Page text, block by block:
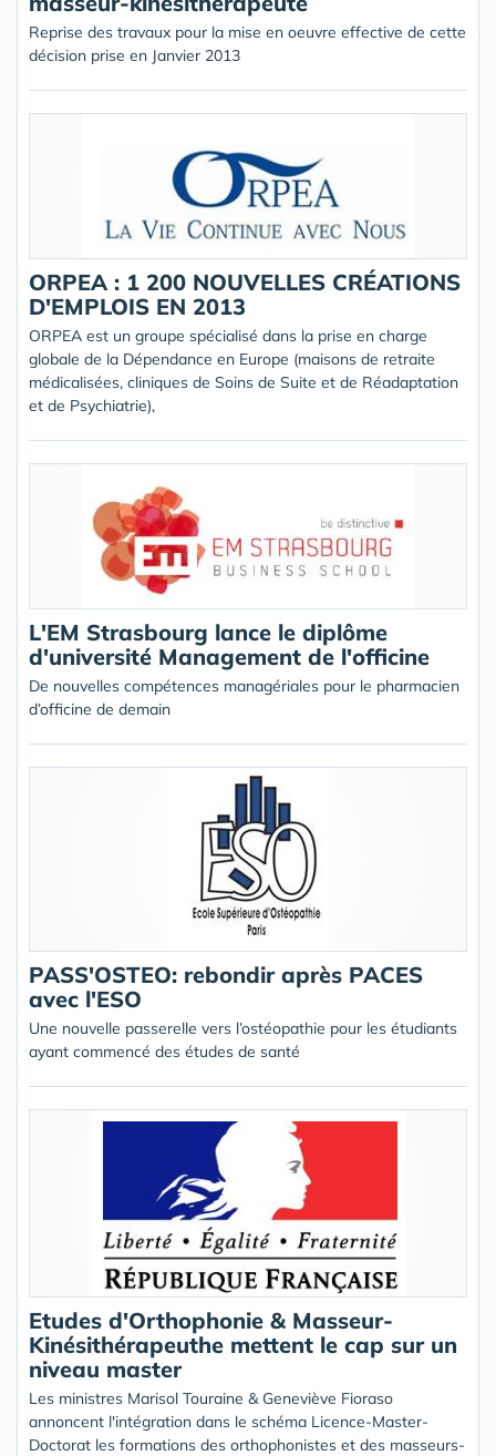
Reprise des travaux pour la mise en oeuvre effective de cette
décision prise en Janvier 2013
ORPEA : 1 200 NOUVELLES CRÉATIONS
D'EMPLOIS EN 2013
ORPEA est un groupe spécialisé dans la prise en charge
globale de la Dépendance en Europe (maisons de retraite
médicalisées, cliniques de Soins de Suite et de Réadaptation
et de Psychiatrie),
L'EM Strasbourg lance le diplôme
d'université Management de l'officine
De nouvelles compétences managériales pour le pharmacien
d’officine de demain
PASS'OSTEO: rebondir après PACES
avec l'ESO
Une nouvelle passerelle vers l’ostéopathie pour les étudiants
ayant commencé des études de santé
Etudes d'Orthophonie & Masseur-
Kinésithérapeuthe mettent le cap sur un
niveau master
Les ministres Marisol Touraine & Geneviève Fioraso
annoncent l'intégration dans le schéma Licence-Master-
Doctorat les formations des orthophonistes et des masseurs-